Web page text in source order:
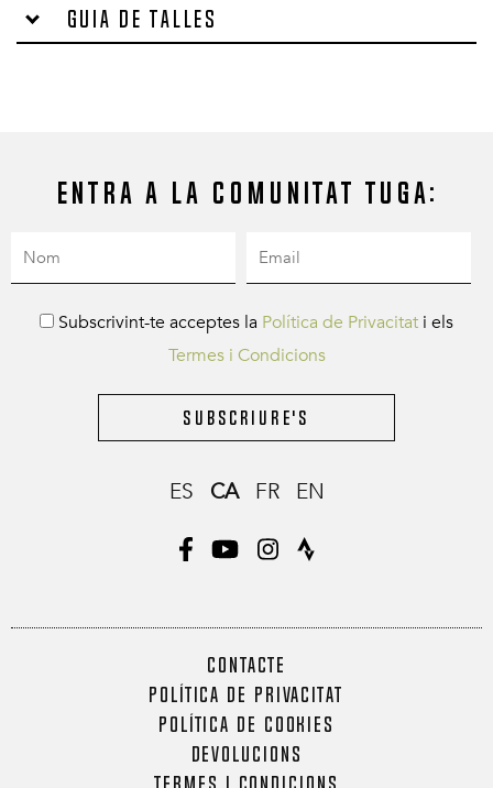
Guia de talles
Entra a la comunitat Tuga:
Subscrivint-te acceptes la Política de Privacitat i els
Termes i Condicions
Subscriure's
ES CA FR EN
CONTACTE
POLÍTICA DE PRIVACITAT
POLÍTICA DE COOKIES
DEVOLUCIONS